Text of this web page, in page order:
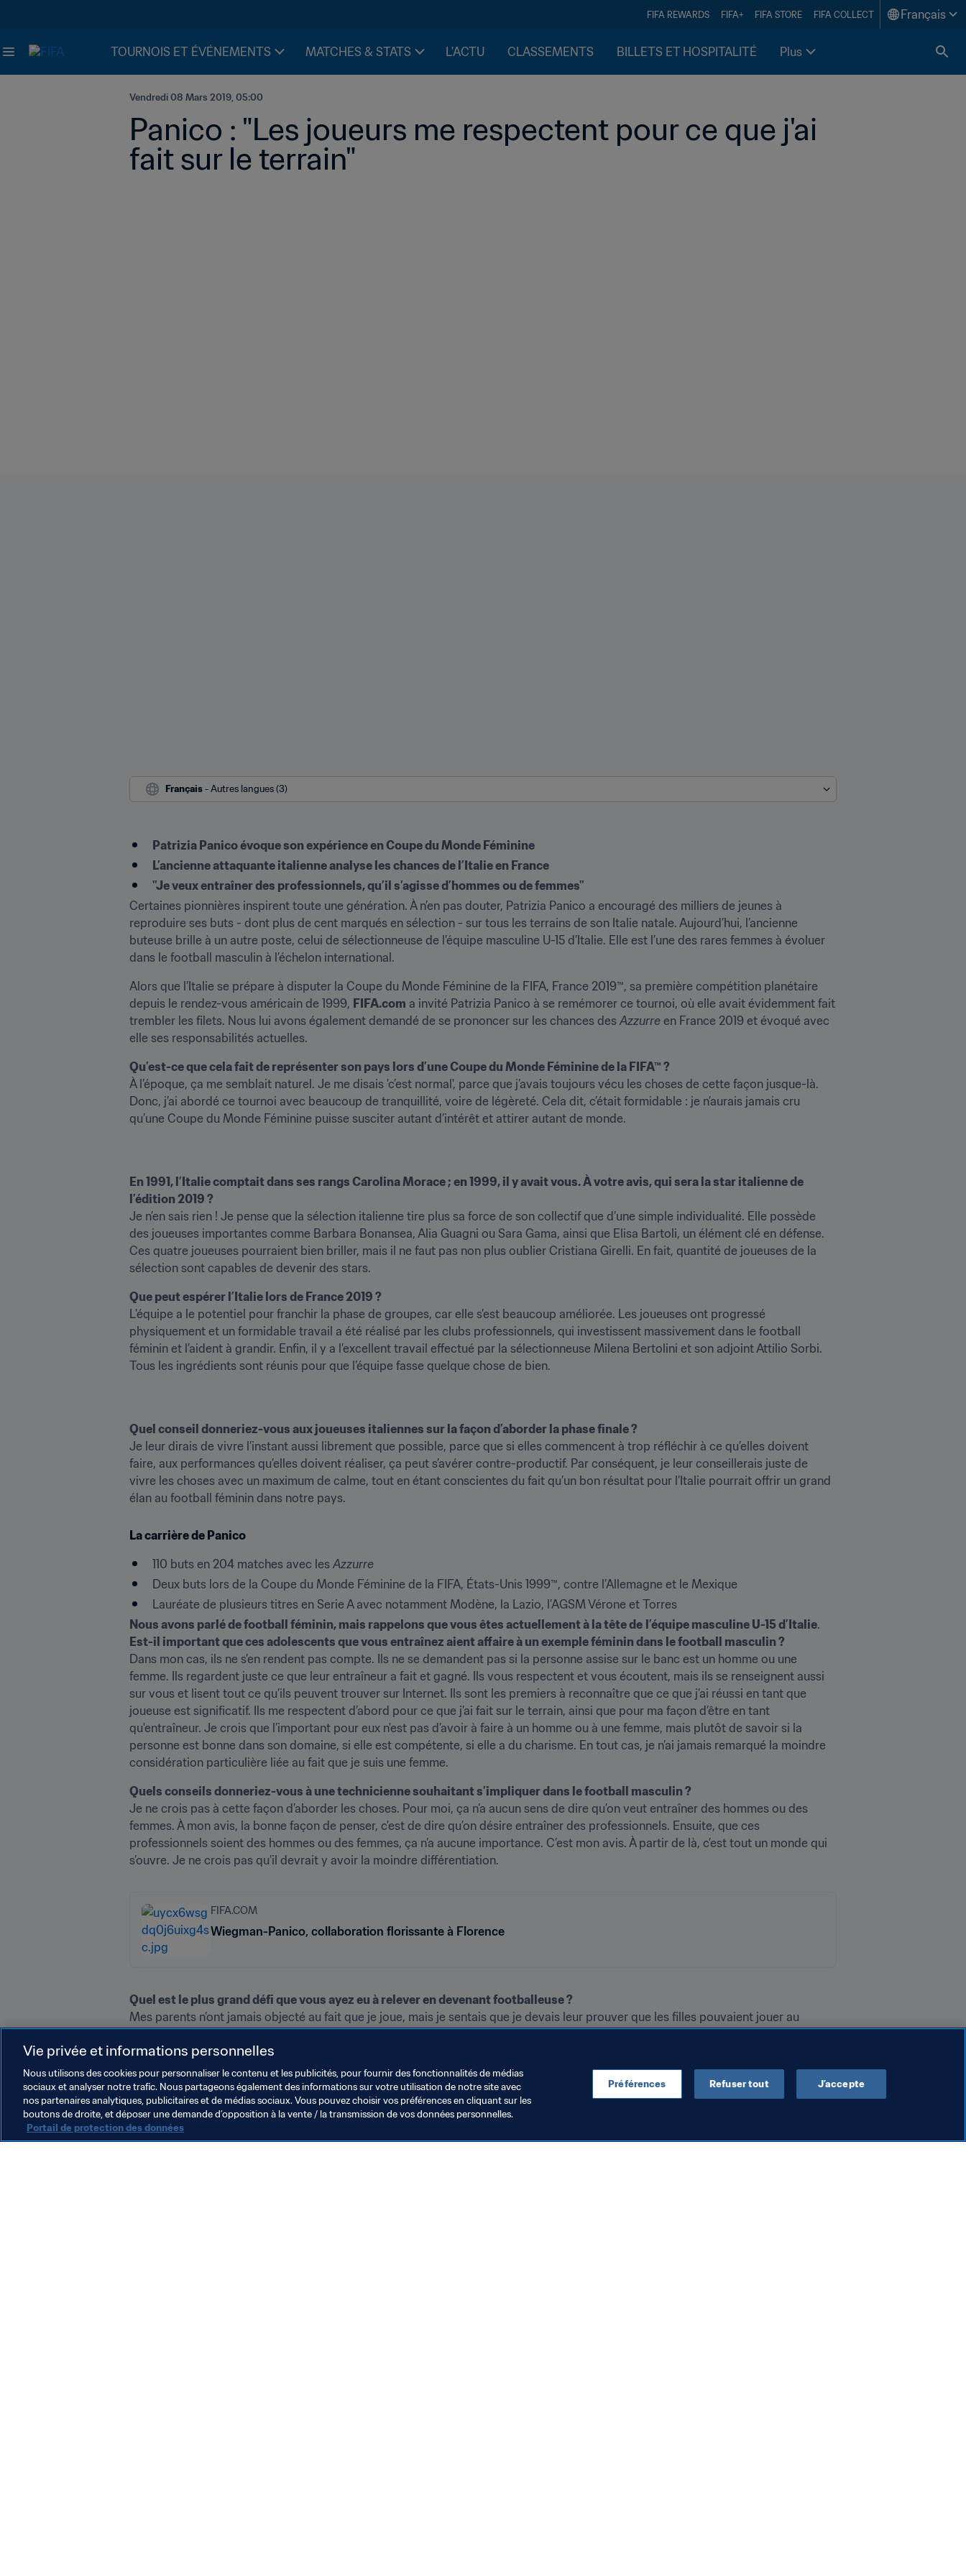
FIFA REWARDS FIFA+ FIFA STORE FIFA COLLECT Français
TOURNOIS ET ÉVÉNEMENTS MATCHES & STATS L'ACTU CLASSEMENTS BILLETS ET HOSPITALITÉ Plus
Vendredi 08 Mars 2019, 05:00
Panico : "Les joueurs me respectent pour ce que j'ai
fait sur le terrain"
Français - Autres langues (3)
Patrizia Panico évoque son expérience en Coupe du Monde Féminine
L’ancienne attaquante italienne analyse les chances de l’Italie en France
"Je veux entraîner des professionnels, qu’il s’agisse d’hommes ou de femmes"
Certaines pionnières inspirent toute une génération. À n’en pas douter, Patrizia Panico a encouragé des milliers de jeunes à
reproduire ses buts - dont plus de cent marqués en sélection - sur tous les terrains de son Italie natale. Aujourd’hui, l’ancienne
buteuse brille à un autre poste, celui de sélectionneuse de l’équipe masculine U-15 d’Italie. Elle est l’une des rares femmes à évoluer
dans le football masculin à l’échelon international.
Alors que l’Italie se prépare à disputer la Coupe du Monde Féminine de la FIFA, France 2019™, sa première compétition planétaire
depuis le rendez-vous américain de 1999, FIFA.com a invité Patrizia Panico à se remémorer ce tournoi, où elle avait évidemment fait
trembler les filets. Nous lui avons également demandé de se prononcer sur les chances des Azzurre en France 2019 et évoqué avec
elle ses responsabilités actuelles.
Qu’est-ce que cela fait de représenter son pays lors d’une Coupe du Monde Féminine de la FIFA™ ?
À l’époque, ça me semblait naturel. Je me disais 'c’est normal', parce que j’avais toujours vécu les choses de cette façon jusque-là.
Donc, j’ai abordé ce tournoi avec beaucoup de tranquillité, voire de légèreté. Cela dit, c’était formidable : je n’aurais jamais cru
qu’une Coupe du Monde Féminine puisse susciter autant d’intérêt et attirer autant de monde.
En 1991, l’Italie comptait dans ses rangs Carolina Morace ; en 1999, il y avait vous. À votre avis, qui sera la star italienne de
l’édition 2019 ?
Je n’en sais rien ! Je pense que la sélection italienne tire plus sa force de son collectif que d’une simple individualité. Elle possède
des joueuses importantes comme Barbara Bonansea, Alia Guagni ou Sara Gama, ainsi que Elisa Bartoli, un élément clé en défense.
Ces quatre joueuses pourraient bien briller, mais il ne faut pas non plus oublier Cristiana Girelli. En fait, quantité de joueuses de la
sélection sont capables de devenir des stars.
Que peut espérer l’Italie lors de France 2019 ?
L'équipe a le potentiel pour franchir la phase de groupes, car elle s’est beaucoup améliorée. Les joueuses ont progressé
physiquement et un formidable travail a été réalisé par les clubs professionnels, qui investissent massivement dans le football
féminin et l’aident à grandir. Enfin, il y a l’excellent travail effectué par la sélectionneuse Milena Bertolini et son adjoint Attilio Sorbi.
Tous les ingrédients sont réunis pour que l’équipe fasse quelque chose de bien.
Quel conseil donneriez-vous aux joueuses italiennes sur la façon d’aborder la phase finale ?
Je leur dirais de vivre l’instant aussi librement que possible, parce que si elles commencent à trop réfléchir à ce qu’elles doivent
faire, aux performances qu’elles doivent réaliser, ça peut s’avérer contre-productif. Par conséquent, je leur conseillerais juste de
vivre les choses avec un maximum de calme, tout en étant conscientes du fait qu’un bon résultat pour l’Italie pourrait offrir un grand
élan au football féminin dans notre pays.
La carrière de Panico
110 buts en 204 matches avec les Azzurre
Deux buts lors de la Coupe du Monde Féminine de la FIFA, États-Unis 1999™, contre l’Allemagne et le Mexique
Lauréate de plusieurs titres en Serie A avec notamment Modène, la Lazio, l’AGSM Vérone et Torres
Nous avons parlé de football féminin, mais rappelons que vous êtes actuellement à la tête de l’équipe masculine U-15 d’Italie
Est-il important que ces adolescents que vous entraînez aient affaire à un exemple féminin dans le football masculin ?
Dans mon cas, ils ne s’en rendent pas compte. Ils ne se demandent pas si la personne assise sur le banc est un homme ou une
femme. Ils regardent juste ce que leur entraîneur a fait et gagné. Ils vous respectent et vous écoutent, mais ils se renseignent aussi
sur vous et lisent tout ce qu’ils peuvent trouver sur Internet. Ils sont les premiers à reconnaître que ce que j’ai réussi en tant que
joueuse est significatif. Ils me respectent d’abord pour ce que j’ai fait sur le terrain, ainsi que pour ma façon d’être en tant
qu'entraîneur. Je crois que l’important pour eux n'est pas d’avoir à faire à un homme ou à une femme, mais plutôt de savoir si la
personne est bonne dans son domaine, si elle est compétente, si elle a du charisme. En tout cas, je n’ai jamais remarqué la moindre
considération particulière liée au fait que je suis une femme.
Quels conseils donneriez-vous à une technicienne souhaitant s’impliquer dans le football masculin ?
Je ne crois pas à cette façon d’aborder les choses. Pour moi, ça n’a aucun sens de dire qu’on veut entraîner des hommes ou des
femmes. À mon avis, la bonne façon de penser, c'est de dire qu’on désire entraîner des professionnels. Ensuite, que ces
professionnels soient des hommes ou des femmes, ça n’a aucune importance. C’est mon avis. À partir de là, c’est tout un monde qui
s’ouvre. Je ne crois pas qu’il devrait y avoir la moindre différentiation.
FIFA.COM
Wiegman-Panico, collaboration florissante à Florence
Quel est le plus grand défi que vous ayez eu à relever en devenant footballeuse ?
Mes parents n’ont jamais objecté au fait que je joue, mais je sentais que je devais leur prouver que les filles pouvaient jouer au
football. J’ai dû faire face au scepticisme de ceux qui, en me voyant chausser les crampons, affirment que les filles ne savent pas
jouer au foot. Voilà pourquoi, à chaque fois que j’entrais sur le terrain, j’avais en moi l’envie de convaincre tous ceux qui me
regardaient.
Vie privée et informations personnelles
Nous utilisons des cookies pour personnaliser le contenu et les publicités, pour fournir des fonctionnalités de médias
sociaux et analyser notre trafic. Nous partageons également des informations sur votre utilisation de notre site avec
nos partenaires analytiques, publicitaires et de médias sociaux. Vous pouvez choisir vos préférences en cliquant sur les
boutons de droite, et déposer une demande d’opposition à la vente / la transmission de vos données personnelles.
Portail de protection des données
Préférences Refuser tout J’accepte